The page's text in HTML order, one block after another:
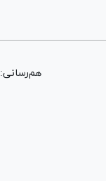
هم‌رسانی: